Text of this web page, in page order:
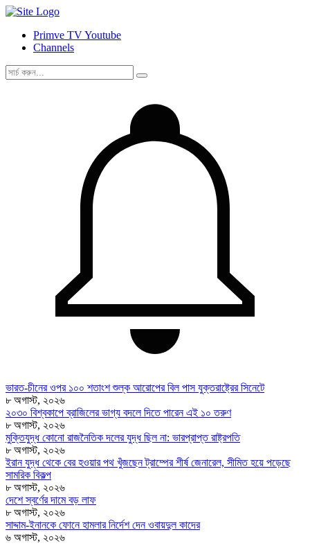
Primve TV Youtube
Channels
ভারত-চীনের ওপর ১০০ শতাংশ শুল্ক আরোপের বিল পাস যুক্তরাষ্ট্রের সিনেটে
৮ অগাস্ট, ২০২৬
২০৩০ বিশ্বকাপে ব্রাজিলের ভাগ্য বদলে দিতে পারেন এই ১০ তরুণ
৮ অগাস্ট, ২০২৬
মুক্তিযুদ্ধ কোনো রাজনৈতিক দলের যুদ্ধ ছিল না: ভারপ্রাপ্ত রাষ্ট্রপতি
৮ অগাস্ট, ২০২৬
ইরান যুদ্ধ থেকে বের হওয়ার পথ খুঁজছেন ট্রাম্পের শীর্ষ জেনারেল, সীমিত হয়ে পড়েছে
সামরিক বিকল্প
৮ অগাস্ট, ২০২৬
দেশে স্বর্ণের দামে বড় লাফ
৮ অগাস্ট, ২০২৬
সাদ্দাম-ইনানকে ফোনে হামলার নির্দেশ দেন ওবায়দুল কাদের
৬ অগাস্ট, ২০২৬